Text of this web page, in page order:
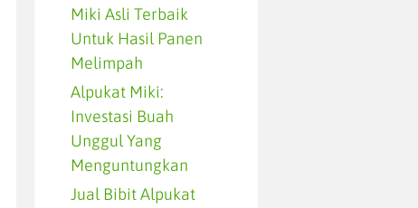
Miki Asli Terbaik
Untuk Hasil Panen
Melimpah
Alpukat Miki:
Investasi Buah
Unggul Yang
Menguntungkan
Jual Bibit Alpukat